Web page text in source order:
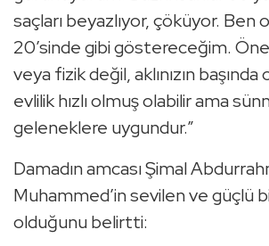
saçları beyazlıyor, çöküyor. Ben
20’sinde gibi göstereceğim.
veya fizik değil, aklınızın başında
evlilik hızlı olmuş olabilir ama
geleneklere uygundur.”
Damadın amcası Şimal
Muhammed’in sevilen ve güçlü
olduğunu belirtti: